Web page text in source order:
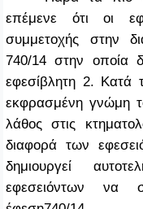
επέμενε ότι οι
συμμετοχής στην
740/14 στην οποία
εφεσίβλητη 2. Κατά
εκφρασμένη γνώμη
λάθος στις
διαφορά των
δημιουργεί
εφεσειόντων να